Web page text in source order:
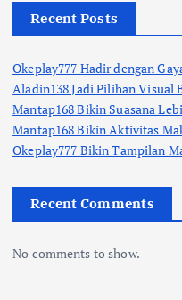
Recent Posts
Okeplay777 Hadir dengan
Aladin138 Jadi Pilihan Visual
Mantap168 Bikin Suasana
Mantap168 Bikin Aktivitas
Okeplay777 Bikin Tampilan
Recent Comments
No comments to show.